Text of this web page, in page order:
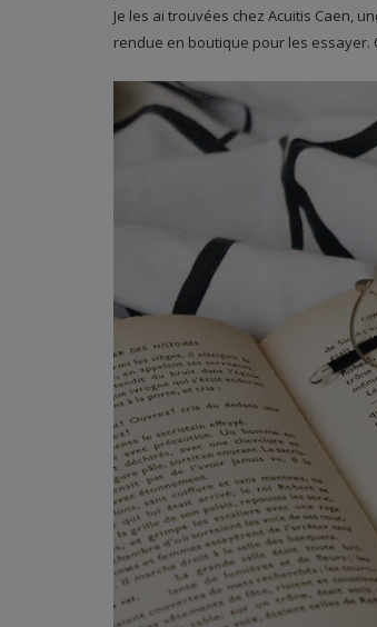
Je les ai trouvées chez Acuitis Caen,
rendue en boutique pour les essayer.